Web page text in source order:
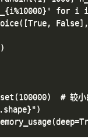
for i
# 较小的